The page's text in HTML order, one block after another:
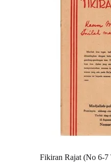
Fikiran Rajat (No 6-7